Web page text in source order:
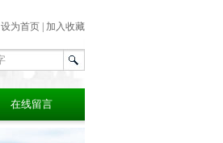
设为首页 加入收藏
在线留言